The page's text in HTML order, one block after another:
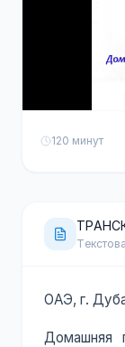
120 минут
Домашняя